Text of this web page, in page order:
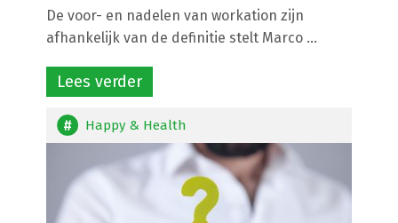
De voor- en nadelen van workation zijn
afhankelijk van de definitie stelt Marco ...
Lees verder
Happy & Health